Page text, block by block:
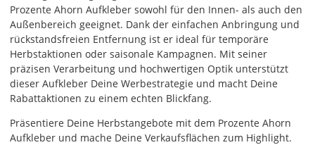
Farbe,
wird
ein
mehrfarbiger
Aufkleber
einfarbig.
Mit
einem
Klick
Prozente Ahorn Aufkleber sowohl für den Innen- als auch den
Außenbereich geeignet. Dank der einfachen Anbringung und
rückstandsfreien Entfernung ist er ideal für temporäre
Herbstaktionen oder saisonale Kampagnen. Mit seiner
präzisen Verarbeitung und hochwertigen Optik unterstützt
dieser Aufkleber Deine Werbestrategie und macht Deine
Rabattaktionen zu einem echten Blickfang.
Präsentiere Deine Herbstangebote mit dem Prozente Ahorn
Aufkleber und mache Deine Verkaufsflächen zum Highlight.